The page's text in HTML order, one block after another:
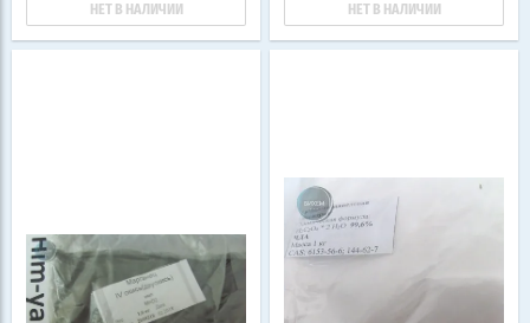
НЕТ В НАЛИЧИИ НЕТ В НАЛИЧИИ